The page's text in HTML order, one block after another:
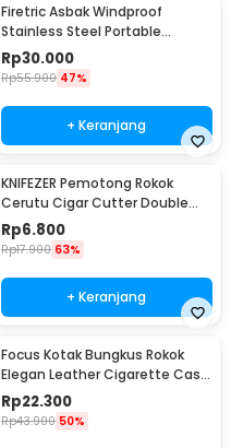
Firetric Asbak Windproof
Stainless Steel Portable
Ashtray - JL38
Rp30.000
Rp55.900 47%
+ Keranjang
KNIFEZER Pemotong Rokok
Cerutu Cigar Cutter Double
Blade - XJ-01
Rp6.800
Rp17.900 63%
+ Keranjang
Focus Kotak Bungkus Rokok
Elegan Leather Cigarette Case
- JD-SH650
Rp22.300
Rp43.900 50%